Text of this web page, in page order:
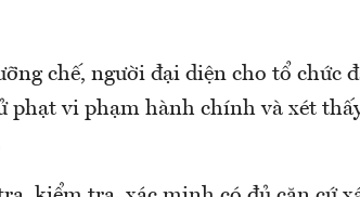
chế, người đại diện cho tổ chức
phạt vi phạm hành chính và xét